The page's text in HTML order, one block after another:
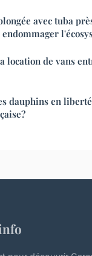
avec tuba
location de vans
dauphins en